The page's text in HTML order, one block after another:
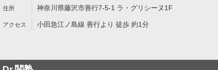
神奈川県藤沢市善行7-5-1 ラ・グリシーヌ1F
小田急江ノ島線 善行より 徒歩 約1分